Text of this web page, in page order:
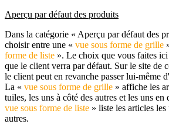
Aperçu par défaut des produits
Dans la catégorie « Aperçu par défaut des
choisir entre une « vue sous forme de grille
forme de liste ». Le choix que vous faites
que le client verra par défaut. Sur le site de
le client peut en revanche passer lui-même
La « vue sous forme de grille » affiche les
tuiles, les uns à côté des autres et les uns en
vue sous forme de liste » liste les articles les
autres.